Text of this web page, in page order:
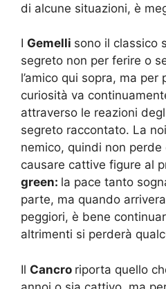
di alcune situazioni, è
I Gemelli sono il classico
segreto non per ferire o
l’amico qui sopra, ma per
curiosità va
attraverso le reazioni
segreto raccontato. La
nemico, quindi non perde
causare cattive figure al
green: la pace tanto
parte, ma quando
peggiori, è bene
altrimenti si perderà
Il Cancro riporta quello